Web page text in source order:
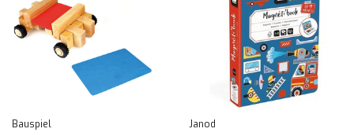
Bauspiel Janod